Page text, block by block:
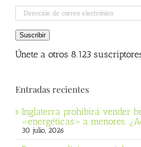
Dirección
de
correo
electrónico
Suscribir
Únete a otros 8.123
Entradas recientes
Inglaterra prohibirá vender
«energéticas» a menores.
30 julio, 2026